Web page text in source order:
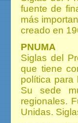
fuente de
más
creado en
PNUMA
Siglas del
que tiene
política para
Su sede
regionales.
Unidas.